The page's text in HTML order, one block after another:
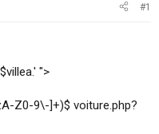
#1
">
Z0-9\-]+)$ voiture.php?